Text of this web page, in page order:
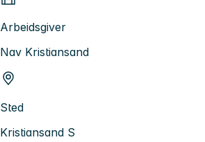
Arbeidsgiver
Nav Kristiansand
Sted
Kristiansand S